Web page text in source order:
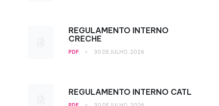
REGULAMENTO INTERNO
CRECHE
PDF • 30 DE JULHO, 2026
REGULAMENTO INTERNO CATL